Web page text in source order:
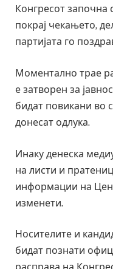
Конгресот започна
покрај чекањето,
партијата го
Моментално трае
е затворен за
бидат повикани во
донесат одлука.
Инаку денеска
на листи и
информации на
изменети.
Носителите и
бидат познати